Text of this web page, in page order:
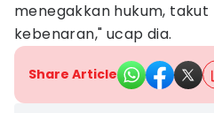
menegakkan hukum,
kebenaran," ucap dia.
Share Article